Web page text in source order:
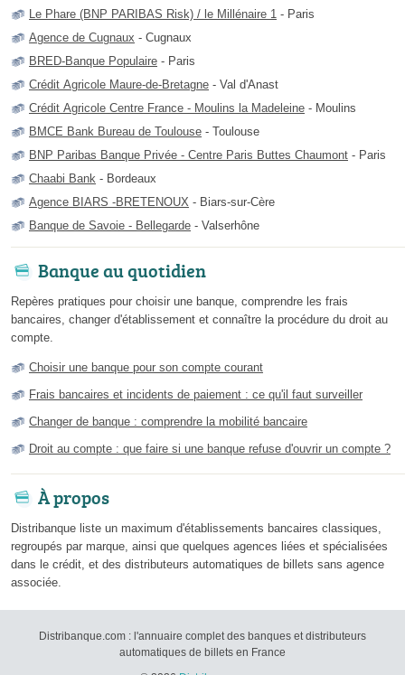
Le Phare (BNP PARIBAS Risk) / le Millénaire 1 - Paris
Agence de Cugnaux - Cugnaux
BRED-Banque Populaire - Paris
Crédit Agricole Maure-de-Bretagne - Val d'Anast
Crédit Agricole Centre France - Moulins la Madeleine - Moulins
BMCE Bank Bureau de Toulouse - Toulouse
BNP Paribas Banque Privée - Centre Paris Buttes Chaumont - Paris
Chaabi Bank - Bordeaux
Agence BIARS -BRETENOUX - Biars-sur-Cère
Banque de Savoie - Bellegarde - Valserhône
Banque au quotidien
Repères pratiques pour choisir une banque, comprendre les frais
bancaires, changer d'établissement et connaître la procédure du droit au
compte.
Choisir une banque pour son compte courant
Frais bancaires et incidents de paiement : ce qu'il faut surveiller
Changer de banque : comprendre la mobilité bancaire
Droit au compte : que faire si une banque refuse d'ouvrir un compte ?
À propos
Distribanque liste un maximum d'établissements bancaires classiques,
regroupés par marque, ainsi que quelques agences liées et spécialisées
dans le crédit, et des distributeurs automatiques de billets sans agence
associée.
Distribanque.com : l'annuaire complet des banques et distributeurs
automatiques de billets en France